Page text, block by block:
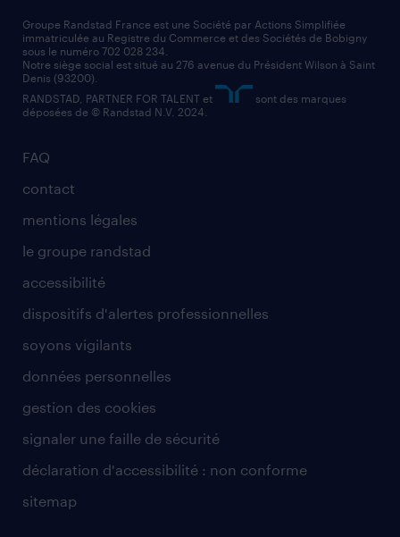
assistant administratif
comptable
nos cabinets de recrutement
FAQ
contact
mentions légales
le groupe randstad
accessibilité
dispositifs d'alertes professionnelles
soyons vigilants
données personnelles
gestion des cookies
signaler une faille de sécurité
déclaration d'accessibilité : non conforme
sitemap
Groupe Randstad France est une Société par Actions Simplifiée
immatriculée au Registre du Commerce et des Sociétés de Bobigny
sous le numéro 702 028 234.
Notre siège social est situé au 276 avenue du Président Wilson à Saint
Denis (93200).
RANDSTAD, PARTNER FOR TALENT et
sont des marques
déposées de © Randstad N.V. 2024.